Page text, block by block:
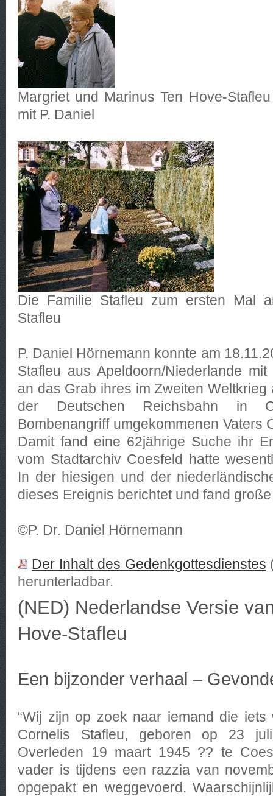
Margriet und Marinus Ten Hove-
mit P. Daniel
Die Familie Stafleu zum ersten Mal
Stafleu
P. Daniel Hörnemann konnte am
Stafleu aus Apeldoorn/Niederlande
an das Grab ihres im Zweiten
der Deutschen Reichsbahn in
Bombenangriff umgekommenen Vaters
Damit fand eine 62jährige Suche ihr
vom Stadtarchiv Coesfeld hatte
In der hiesigen und der
dieses Ereignis berichtet und fand
©P. Dr. Daniel Hörnemann
Der Inhalt des Gedenkgottesdienstes
herunterladbar.
(NED) Nederlandse Versie
Hove-Stafleu
Een bijzonder verhaal –
“Wij zijn op zoek naar iemand die
Cornelis Stafleu, geboren op 23
Overleden 19 maart 1945 ?? te
vader is tijdens een razzia van
opgepakt en weggevoerd.